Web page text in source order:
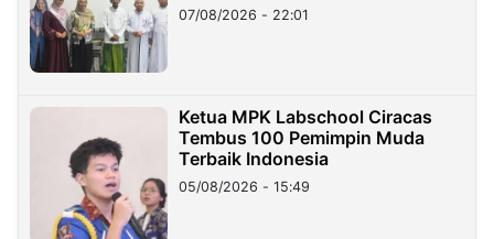
07/08/2026 - 22:01
Ketua MPK Labschool Ciracas
Tembus 100 Pemimpin Muda
Terbaik Indonesia
05/08/2026 - 15:49